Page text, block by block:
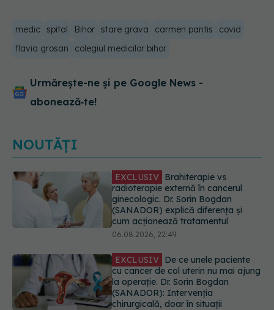
medic spital Bihor stare grava carmen pantis
covid
flavia grosan
colegiul medicilor bihor
Urmărește-ne și pe Google News -
abonează‑te!
NOUTĂȚI
EXCLUSIV De ce unele paciente
cu cancer de col uterin nu mai ajung
la operație. Dr. Sorin Bogdan
(SANADOR): Intervenția
chirurgicală, doar în situații
06.08.2026, 20:45
Alertă în Europa după un nou caz
de hantavirus Anzi, singura tulpină
care se transmite de la om la om